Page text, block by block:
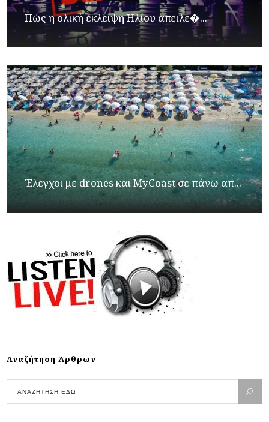
Πώς η ολική έκλειψη Ηλίου απειλε�...
Έλεγχοι με drones και MyCoast σε πάνω απ...
Αναζήτηση Άρθρων